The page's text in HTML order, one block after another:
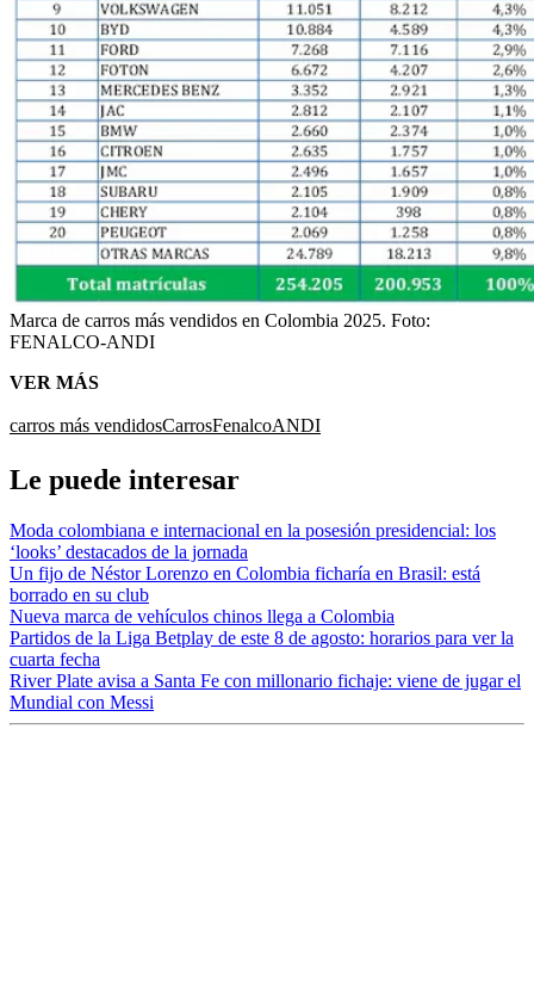
Marca de carros más vendidos en Colombia 2025. Foto:
FENALCO-ANDI
VER MÁS
carros más vendidosCarrosFenalcoANDI
Le puede interesar
Moda colombiana e internacional en la posesión presidencial: los
‘looks’ destacados de la jornada
Un fijo de Néstor Lorenzo en Colombia ficharía en Brasil: está
borrado en su club
Nueva marca de vehículos chinos llega a Colombia
Partidos de la Liga Betplay de este 8 de agosto: horarios para ver la
cuarta fecha
River Plate avisa a Santa Fe con millonario fichaje: viene de jugar el
Mundial con Messi